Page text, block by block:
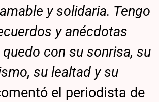
y solidaria. Tengo
y anécdotas
con su sonrisa, su
su lealtad y su
el periodista de